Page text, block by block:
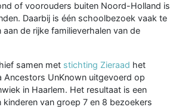
of voorouders buiten Noord-Holland is
Daarbij is één schoolbezoek vaak te
de rijke familieverhalen van de
samen met stichting Zieraad het
Ancestors UnKnown uitgevoerd op
in Haarlem. Het resultaat is een
van groep 7 en 8 bezoekers